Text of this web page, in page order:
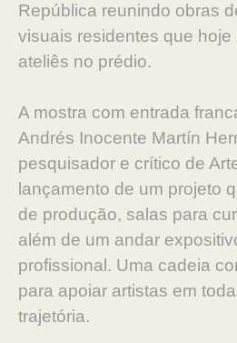
República reunindo obras
visuais residentes que hoje
ateliês no prédio.
A mostra com entrada
Andrés Inocente Martín
pesquisador e crítico de
lançamento de um projeto
de produção, salas para
além de um andar
profissional. Uma cadeia
para apoiar artistas em
trajetória.